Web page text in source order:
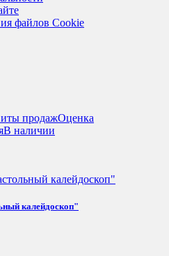
файлов Cookie
продажОценка
В наличии
калейдоскоп"